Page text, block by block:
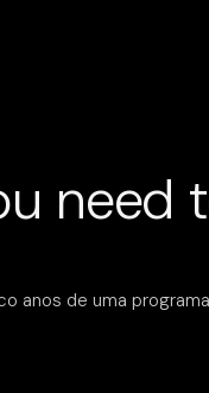
need
anos de uma